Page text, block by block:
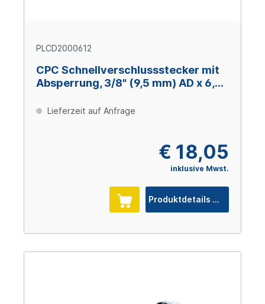
PLCD2000612
CPC Schnellverschlussstecker mit
Absperrung, 3/8" (9,5 mm) AD x 6,4
Lieferzeit auf Anfrage
€ 18,05
inklusive Mwst.
Produktdetails